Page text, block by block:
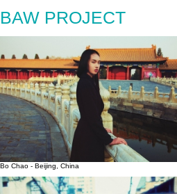
BAW PROJECT
Bo Chao - Beijing, China